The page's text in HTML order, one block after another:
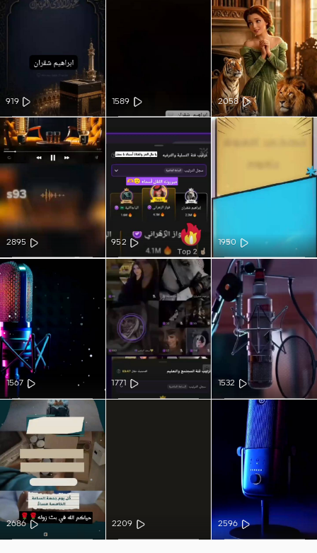
2058
1589
919
1950
952
2895
1532
1771
1567
2596
2209
2686